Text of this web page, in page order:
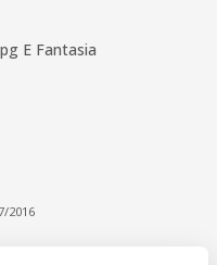
E Fantasia
2016